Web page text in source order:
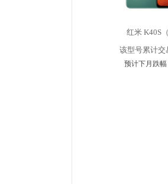
红米 K40S
该型号累计交
预计下月跌幅